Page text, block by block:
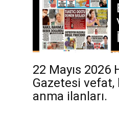
22 Mayıs 2026
Gazetesi vefat,
anma ilanları.